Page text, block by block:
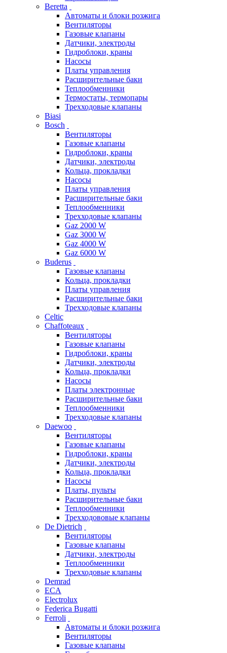
Beretta
Автоматы и блоки розжига
Вентиляторы
Газовые клапаны
Датчики, электроды
Гидроблоки, краны
Насосы
Платы управления
Расширительные баки
Теплообменники
Термостаты, термопары
Трехходовые клапаны
Biasi
Bosch
Вентиляторы
Газовые клапаны
Гидроблоки, краны
Датчики, электроды
Кольца, прокладки
Насосы
Платы управления
Расширительные баки
Теплообменники
Трехходовые клапаны
Gaz 2000 W
Gaz 3000 W
Gaz 4000 W
Gaz 6000 W
Buderus
Газовые клапаны
Кольца, прокладки
Платы управления
Расширительные баки
Трехходовые клапаны
Celtic
Chaffoteaux
Вентиляторы
Газовые клапаны
Гидроблоки, краны
Датчики, электроды
Кольца, прокладки
Насосы
Платы электронные
Расширительные баки
Теплообменники
Трехходовые клапаны
Daewoo
Вентиляторы
Газовые клапаны
Гидроблоки, краны
Датчики, электроды
Кольца, прокладки
Насосы
Платы, пульты
Расширительные баки
Теплообменники
Трехходововые клапаны
De Dietrich
Вентиляторы
Газовые клапаны
Датчики, электроды
Теплообменники
Трехходовые клапаны
Demrad
ECA
Electrolux
Federica Bugatti
Ferroli
Автоматы и блоки розжига
Вентиляторы
Газовые клапаны